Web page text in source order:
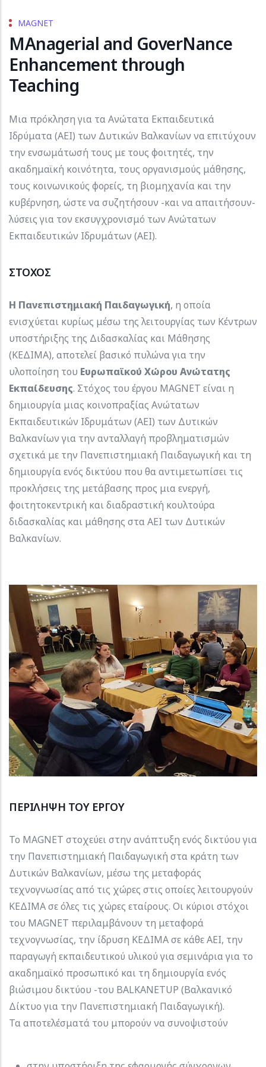
MAGNET
MAnagerial and GoverNance
Enhancement through
Teaching
Μια πρόκληση για τα Ανώτατα Εκπαιδευτικά
Ιδρύματα (ΑΕΙ) των Δυτικών Βαλκανίων να επιτύχουν
την ενσωμάτωσή τους με τους φοιτητές, την
ακαδημαϊκή κοινότητα, τους οργανισμούς μάθησης,
τους κοινωνικούς φορείς, τη βιομηχανία και την
κυβέρνηση, ώστε να συζητήσουν -και να απαιτήσουν-
λύσεις για τον εκσυγχρονισμό των Ανώτατων
Εκπαιδευτικών Ιδρυμάτων (ΑΕΙ).
ΣΤΟΧΟΣ
Η Πανεπιστημιακή Παιδαγωγική, η οποία
ενισχύεται κυρίως μέσω της λειτουργίας των Κέντρων
υποστήριξης της Διδασκαλίας και Μάθησης
(ΚΕΔΙΜΑ), αποτελεί βασικό πυλώνα για την
υλοποίηση του Ευρωπαϊκού Χώρου Ανώτατης
Εκπαίδευσης. Στόχος του έργου MAGNET είναι η
δημιουργία μιας κοινοπραξίας Ανώτατων
Εκπαιδευτικών Ιδρυμάτων (ΑΕΙ) των Δυτικών
Βαλκανίων για την ανταλλαγή προβληματισμών
σχετικά με την Πανεπιστημιακή Παιδαγωγική και τη
δημιουργία ενός δικτύου που θα αντιμετωπίσει τις
προκλήσεις της μετάβασης προς μια ενεργή,
φοιτητοκεντρική και διαδραστική κουλτούρα
διδασκαλίας και μάθησης στα ΑΕΙ των Δυτικών
Βαλκανίων.
ΠΕΡΙΛΗΨΗ ΤΟΥ ΕΡΓΟΥ
Το MAGNET στοχεύει στην ανάπτυξη ενός δικτύου για
την Πανεπιστημιακή Παιδαγωγική στα κράτη των
Δυτικών Βαλκανίων, μέσω της μεταφοράς
τεχνογνωσίας από τις χώρες στις οποίες λειτουργούν
ΚΕΔΙΜΑ σε όλες τις χώρες εταίρους. Οι κύριοι στόχοι
του MAGNET περιλαμβάνουν τη μεταφορά
τεχνογνωσίας, την ίδρυση ΚΕΔΙΜΑ σε κάθε ΑΕΙ, την
παραγωγή εκπαιδευτικού υλικού για σεμινάρια για το
ακαδημαϊκό προσωπικό και τη δημιουργία ενός
βιώσιμου δικτύου -του BALKANETUP (Βαλκανικό
Δίκτυο για την Πανεπιστημιακή Παιδαγωγική).
Τα αποτελέσματά του μπορούν να συνοψιστούν